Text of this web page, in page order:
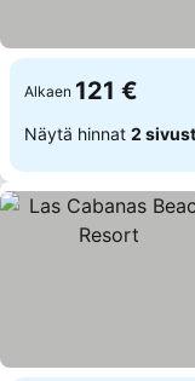
Alkaen 121 €
Näytä hinnat 2